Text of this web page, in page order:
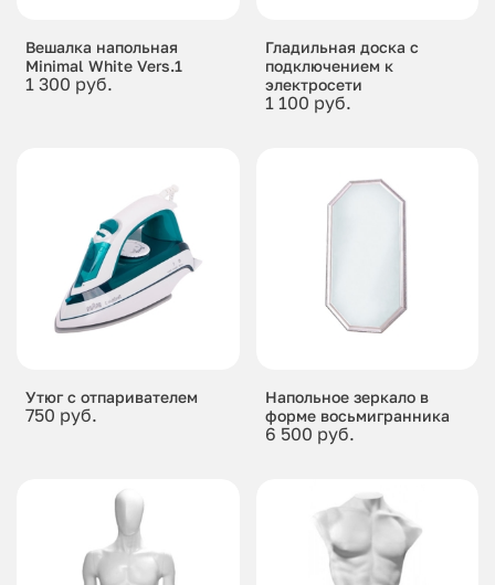
Вешалка напольная
Minimal White Vers.1
1 300 руб.
Гладильная доска с
подключением к
электросети
1 100 руб.
Утюг с отпаривателем
750 руб.
Напольное зеркало в
форме восьмигранника
6 500 руб.